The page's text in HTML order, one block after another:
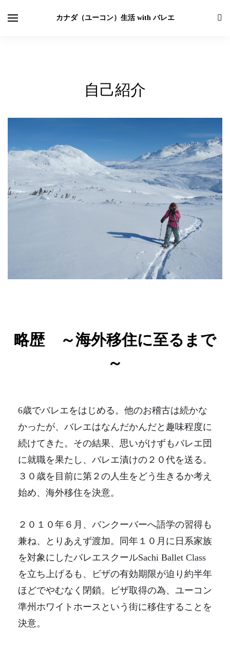
カナダ（ユーコン）生活 with バレエ
自己紹介
略歴 ～海外移住に至るまで
～
6歳でバレエをはじめる。他のお稽古は続かな
かったが、バレエはなんだかんだと趣味程度に
続けてきた。その結果、思いがけずもバレエ団
に就職を果たし、バレエ漬けの２０代を送る。
３０歳を目前に第２の人生をどう生きるか考え
始め、海外移住を決意。
２０１０年６月、バンクーバーへ語学の習得も
兼ね、とりあえず渡加。同年１０月に日系家族
を対象にしたバレエスクールSachi Ballet Class
を立ち上げるも、ビザの有効期限が迫り約半年
ほどでやむなく閉鎖。ビザ取得の為、ユーコン
準州ホワイトホースという街に移住することを
決意。